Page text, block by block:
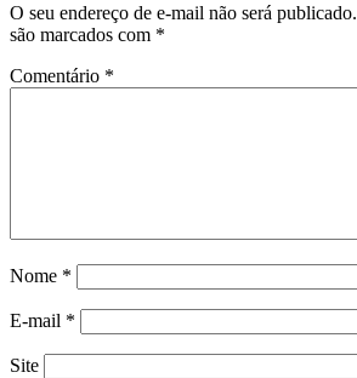
O seu endereço de e-mail não será publicado.
são marcados com *
Comentário *
Nome *
E-mail *
Site